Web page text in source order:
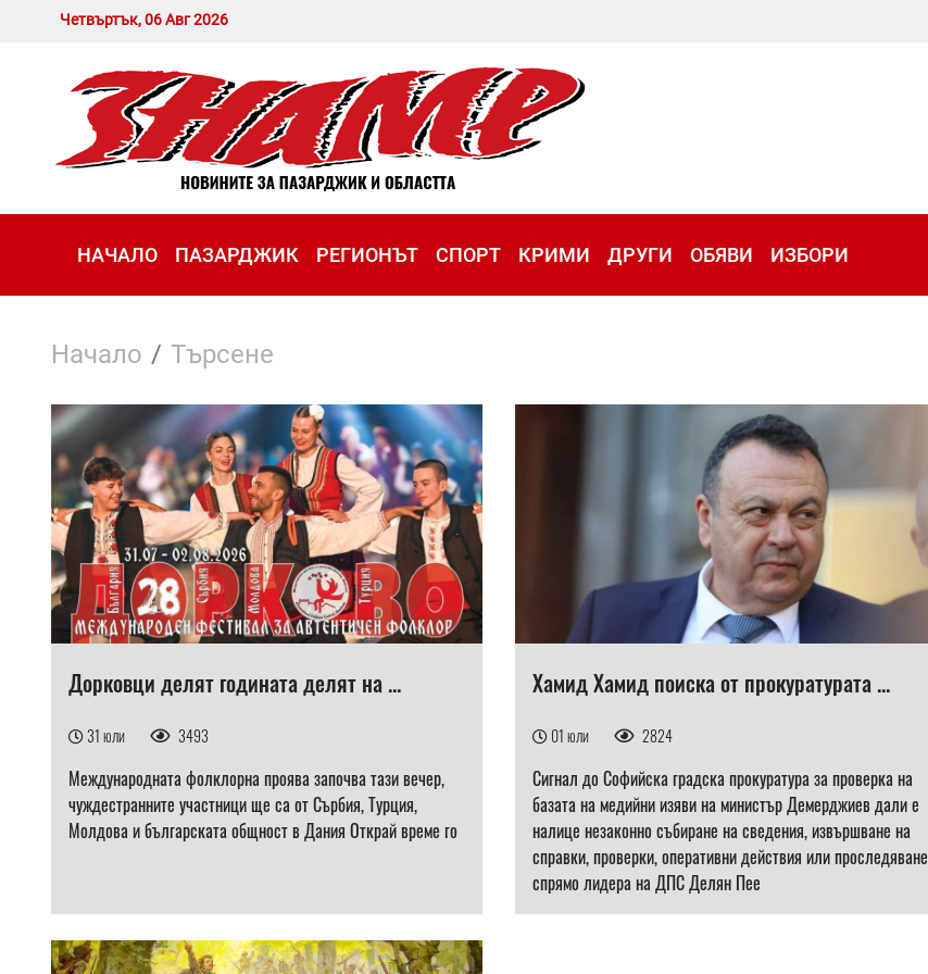
Четвъртък, 06 Авг 2026
НАЧАЛО ПАЗАРДЖИК РЕГИОНЪТ СПОРТ КРИМИ ДРУГИ ОБЯВИ ИЗБОРИ
Начало Търсене
Дорковци делят годината делят на ...
31 юли 3493
Международната фолклорна проява започва тази вечер,
чуждестранните участници ще са от Сърбия, Турция,
Молдова и българската общност в Дания Открай време го
Хамид Хамид поиска от прокуратурата ...
01 юли 2824
Сигнал до Софийска градска прокуратура за проверка на
базата на медийни изяви на министър Демерджиев дали е
налице незаконно събиране на сведения, извършване на
справки, проверки, оперативни действия или проследяване
спрямо лидера на ДПС Делян Пее